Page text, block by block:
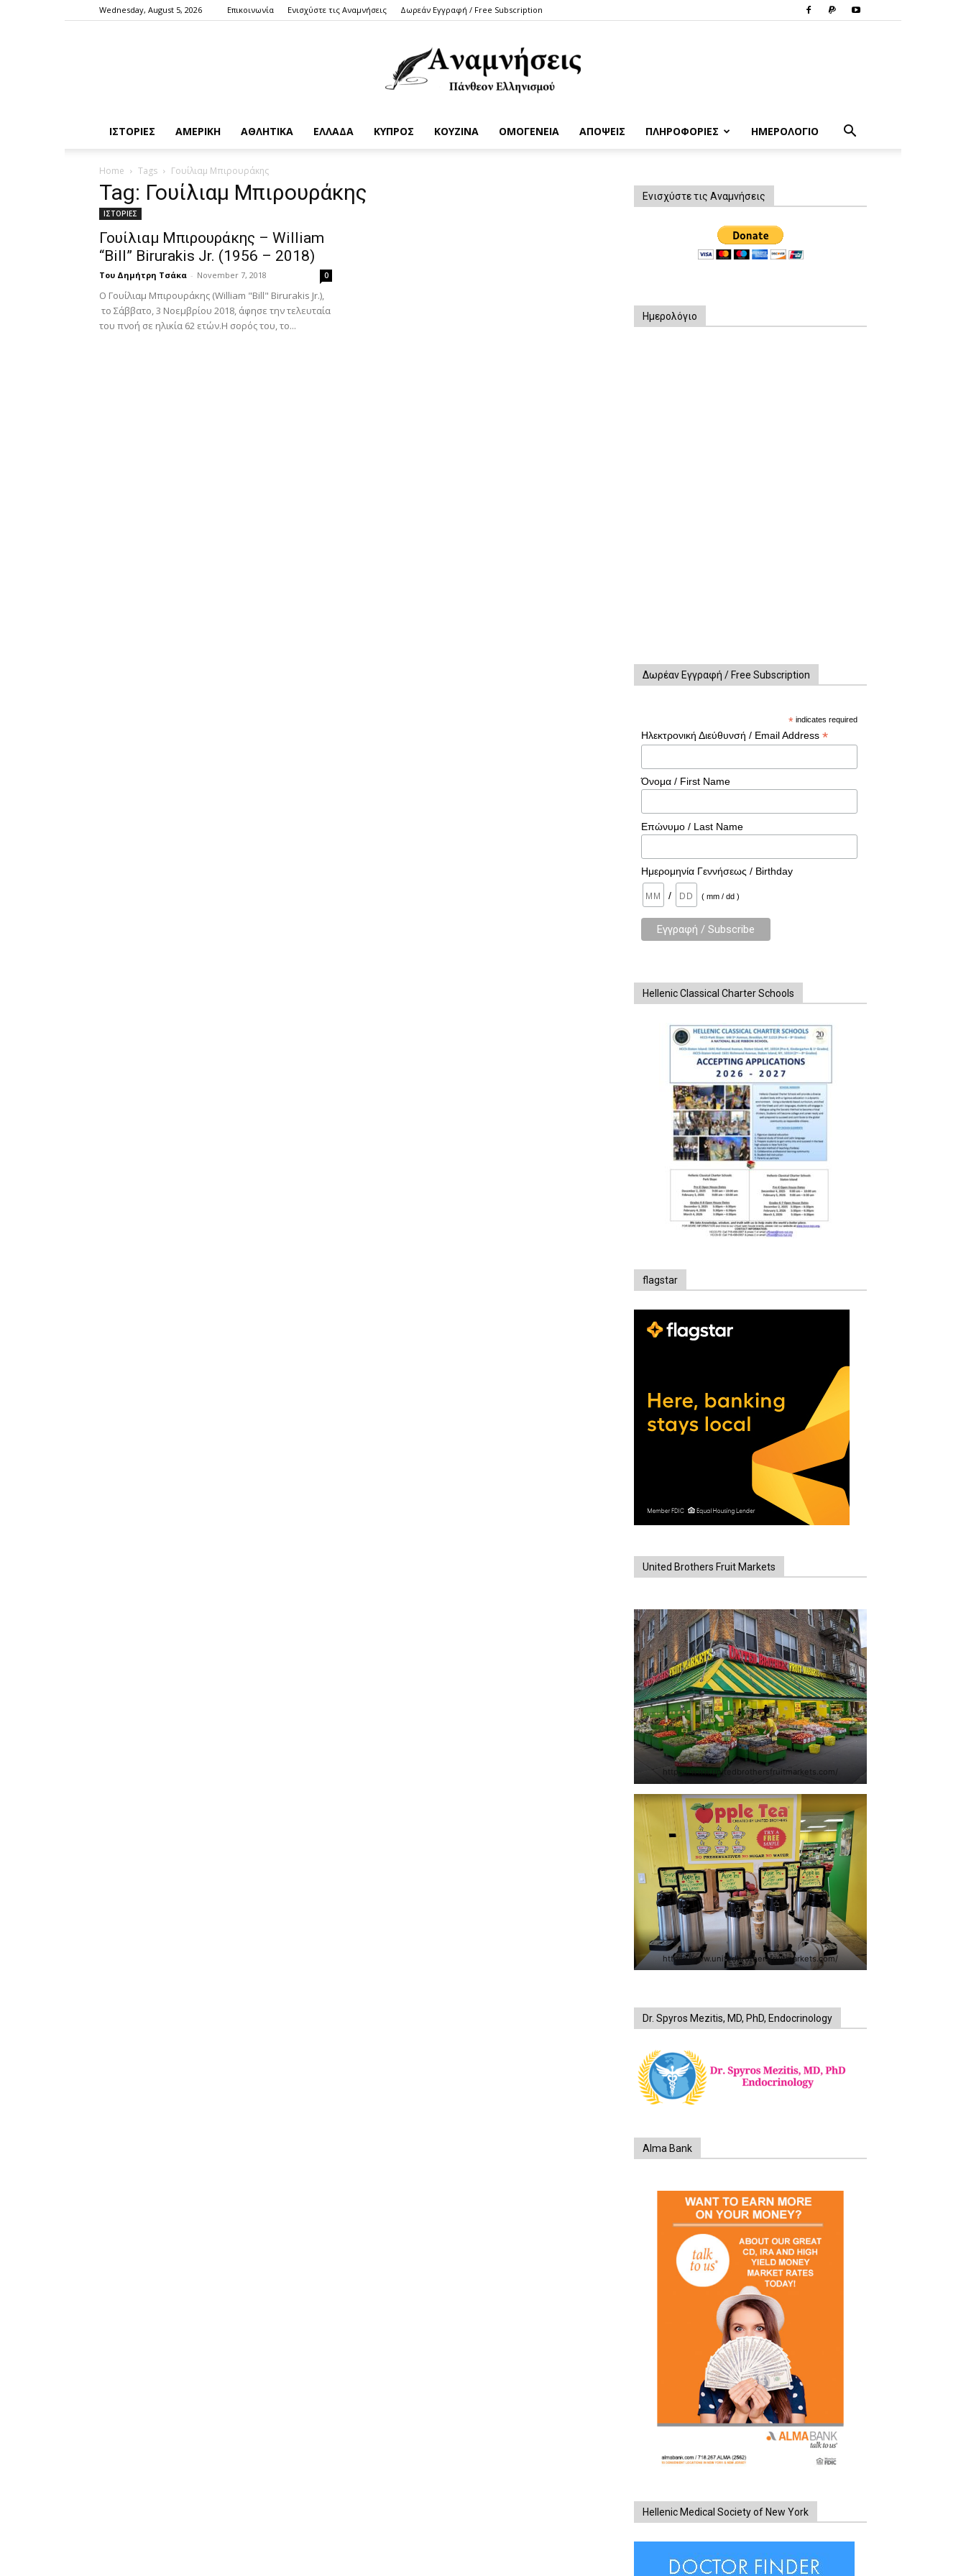
Wednesday, August 5, 2026 Επικοινωνία Ενισχύστε τις Αναμνήσεις Δωρεάν Εγγραφή / Free Subscription
ΙΣΤΟΡΙΕΣ ΑΜΕΡΙΚΗ ΑΘΛΗΤΙΚΑ ΕΛΛΑΔΑ ΚΥΠΡΟΣ ΚΟΥΖΙΝΑ ΟΜΟΓΕΝΕΙΑ ΑΠΟΨΕΙΣ ΠΛΗΡΟΦΟΡΙΕΣ ΗΜΕΡΟΛΟΓΙΟ
Home Tags Γουίλιαμ Μπιρουράκης
Tag: Γουίλιαμ Μπιρουράκης
ΙΣΤΟΡΙΕΣ
Γουίλιαμ Μπιρουράκης – William
“Bill” Birurakis Jr. (1956 – 2018)
Του Δημήτρη Τσάκα - November 7, 2018 0
Ο Γουίλιαμ Μπιρουράκης (William "Bill" Birurakis Jr.),
το Σάββατο, 3 Νοεμβρίου 2018, άφησε την τελευταία
του πνοή σε ηλικία 62 ετών.​ Η σορός του, το...
Ενισχύστε τις Αναμνήσεις
Ημερολόγιο
Δωρέαν Εγγραφή / Free Subscription
* indicates required
Ηλεκτρονική Διεύθυνσή / Email Address *
Όνομα / First Name
Επώνυμο / Last Name
Ημερομηνία Γεννήσεως / Birthday
/ ( mm / dd )
Hellenic Classical Charter Schools
flagstar
United Brothers Fruit Markets
https://www.unitedbrothersfruitmarkets.com/
https://www.unitedbrothersfruitmarkets.com/
Dr. Spyros Mezitis, MD, PhD, Endocrinology
Alma Bank
Hellenic Medical Society of New York